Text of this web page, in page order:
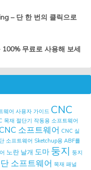
– 단 한 번의 클릭으로
무료로 사용해 보세
웨어 사용자 가이드 CNC
목재 절단기 작동용 소프트웨어
소프트웨어 CNC 실
소프트웨어 Sketchup용 ABF를
노란 날개 도마 둥지 둥지
소프트웨어 목재 패널